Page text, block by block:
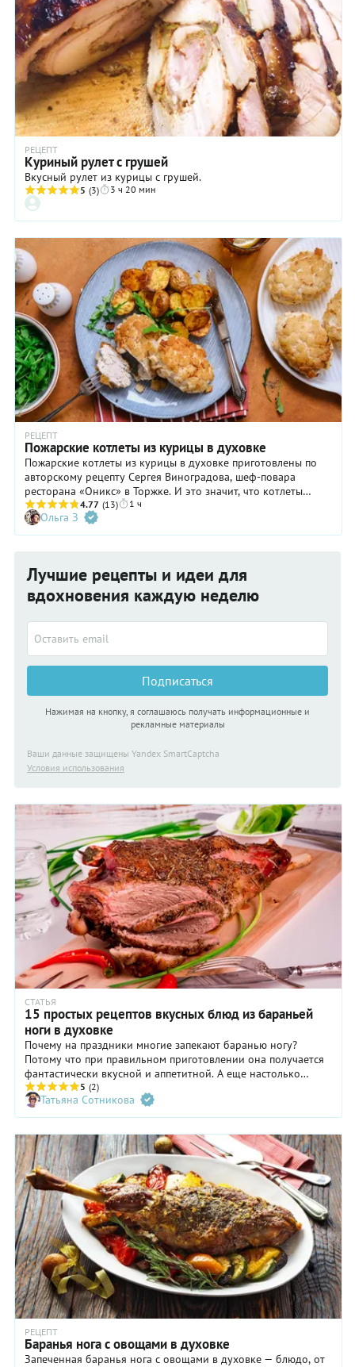
РЕЦЕПТ
Куриный рулет с грушей
Вкусный рулет из курицы с грушей.
5 (3) 3 ч 20 мин
РЕЦЕПТ
Пожарские котлеты из курицы в духовке
Пожарские котлеты из курицы в духовке приготовлены по
авторскому рецепту Сергея Виноградова, шеф-повара
ресторана «Оникс» в Торжке. И это значит, что котлеты
получатся очень вкусными! Фарш для них приготовлен из
куриного филе, в которое добавлено сливочное масло и
замоченный в сливках белый батон. Благодаря этому
сковородке, а затем доводят до готовности в горячей
духовке. Таким образом, в готовке используют минимальное
количество масла. Обязательно приготовьте пожарские
котлеты детям, им наверняка понравится хрустящая
панировка из небольших кубиков хлеба. Впрочем, взрослые
замечательного блюда и, скорее всего, попросят добавки!
4.77 (13) 1 ч
Ольга З
Лучшие рецепты и идеи для
вдохновения каждую неделю
Подписаться
Нажимая на кнопку, я соглашаюсь получать информационные и
рекламные материалы
Ваши данные защищены Yandex SmartCaptcha
Условия использования
СТАТЬЯ
15 простых рецептов вкусных блюд из бараньей
ноги в духовке
Почему на праздники многие запекают баранью ногу?
Потому что при правильном приготовлении она получается
фантастически вкусной и аппетитной. А еще настолько
ароматной, что блюдо априори обречено на успех!
5 (2)
Татьяна Сотникова
РЕЦЕПТ
Баранья нога с овощами в духовке
Запеченная баранья нога с овощами в духовке — блюдо, от